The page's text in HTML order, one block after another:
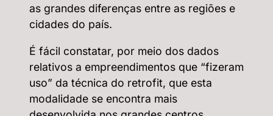
as grandes diferenças entre as regiões e
cidades do país.
É fácil constatar, por meio dos dados
relativos a empreendimentos que “fizeram
uso” da técnica do retrofit, que esta
modalidade se encontra mais